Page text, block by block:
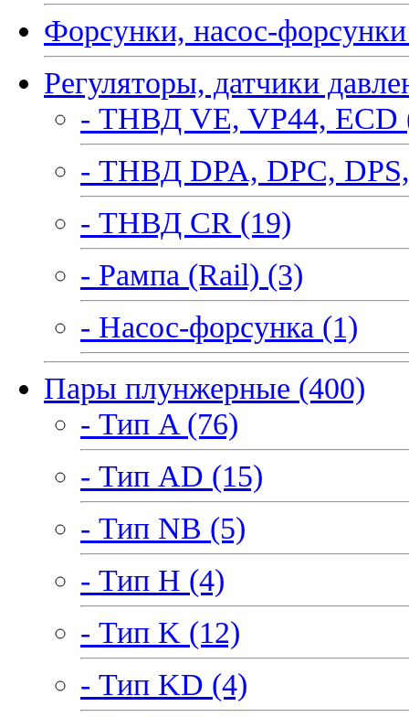
Форсунки, насос-
Регуляторы, датчики
- ТНВД VE, VP44, ECD
- ТНВД DPA, DPC,
- ТНВД CR (19)
- Рампа (Rail) (3)
- Насос-форсунка (1)
Пары плунжерные (400)
- Тип A (76)
- Тип AD (15)
- Тип NB (5)
- Тип H (4)
- Тип K (12)
- Тип KD (4)